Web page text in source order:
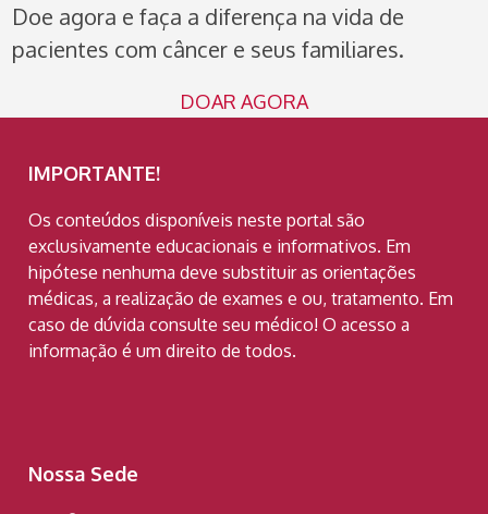
Doe agora e faça a diferença na vida de
pacientes com câncer e seus familiares.
DOAR AGORA
IMPORTANTE!
Os conteúdos disponíveis neste portal são
exclusivamente educacionais e informativos. Em
hipótese nenhuma deve substituir as orientações
médicas, a realização de exames e ou, tratamento. Em
caso de dúvida consulte seu médico! O acesso a
informação é um direito de todos.
Nossa Sede